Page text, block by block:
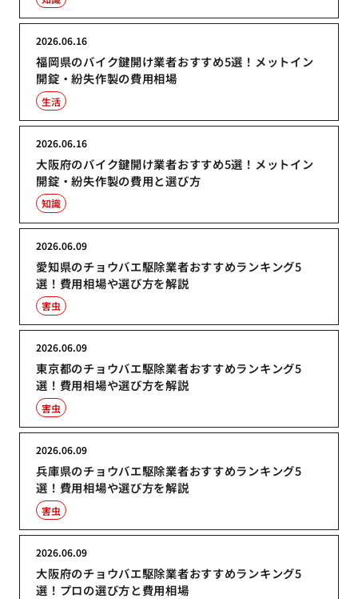
福岡県のバイク鍵開け業者おすすめ5選！メットイン
開錠・紛失作製の費用相場
2026.06.16
生活
大阪府のバイク鍵開け業者おすすめ5選！メットイン
開錠・紛失作製の費用と選び方
2026.06.16
知識
愛知県のチョウバエ駆除業者おすすめランキング5
選！費用相場や選び方を解説
2026.06.09
害虫
東京都のチョウバエ駆除業者おすすめランキング5
選！費用相場や選び方を解説
2026.06.09
害虫
兵庫県のチョウバエ駆除業者おすすめランキング5
選！費用相場や選び方を解説
2026.06.09
害虫
大阪府のチョウバエ駆除業者おすすめランキング5
選！プロの選び方と費用相場
2026.06.09